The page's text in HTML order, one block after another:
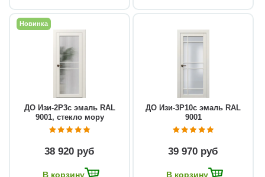
Новинка
ДО Изи-2Р3с эмаль RAL
9001, стекло мору
38 920 руб
В корзину
ДО Изи-3Р10с эмаль RAL
9001
39 970 руб
В корзину